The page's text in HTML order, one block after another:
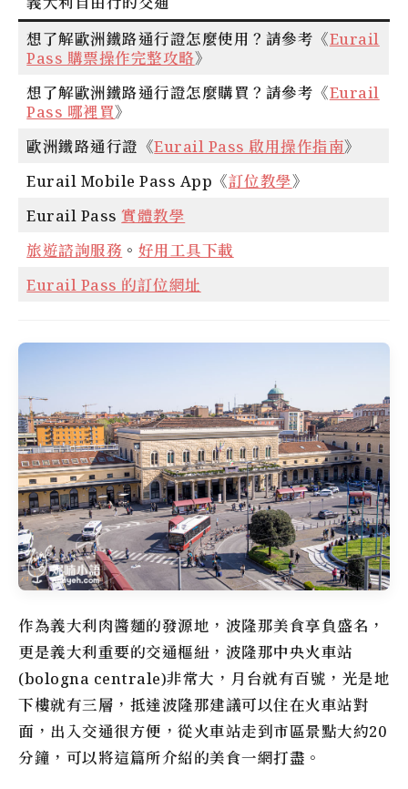
想了解歐洲鐵路通行證怎麼使用？請參考《Eurail
Pass 購票操作完整攻略》
想了解歐洲鐵路通行證怎麼購買？請參考《Eurail
Pass 哪裡買》
歐洲鐵路通行證《Eurail Pass 啟用操作指南》
Eurail Mobile Pass App《訂位教學》
Eurail Pass實體教學
旅遊諮詢服務 。 好用工具下載
Eurail Pass 的訂位網址
作為義大利肉醬麵的發源地，波隆那美食享負盛名，
更是義大利重要的交通樞紐，波隆那中央火車站
(bologna centrale)非常大，月台就有百號，光是地
下樓就有三層，抵達波隆那建議可以住在火車站對
面，出入交通很方便，從火車站走到市區景點大約20
分鐘，可以將這篇所介紹的美食一網打盡。